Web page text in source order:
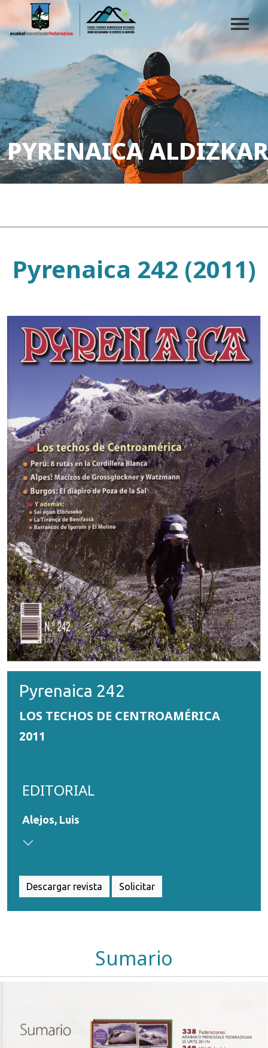
PYRENAICA
Pyrenaica 242 (2011)
Pyrenaica 242
LOS TECHOS DE CENTROAMÉRICA
2011
EDITORIAL
Alejos, Luis
Descargar revista Solicitar
Sumario